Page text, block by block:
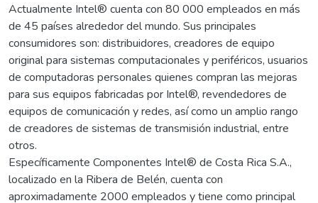
Actualmente Intel® cuenta con 80 000 empleados en más
de 45 países alrededor del mundo. Sus principales
consumidores son: distribuidores, creadores de equipo
original para sistemas computacionales y periféricos, usuarios
de computadoras personales quienes compran las mejoras
para sus equipos fabricadas por Intel®, revendedores de
equipos de comunicación y redes, así como un amplio rango
de creadores de sistemas de transmisión industrial, entre
otros.
Específicamente Componentes Intel® de Costa Rica S.A.,
localizado en la Ribera de Belén, cuenta con
aproximadamente 2000 empleados y tiene como principal